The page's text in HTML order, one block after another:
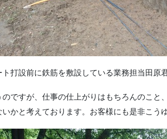
ト打設前に鉄筋を敷設している業務担当田
のですが、仕事の仕上がりはもちろんのこ
いかと考えております。お客様にも是非こう